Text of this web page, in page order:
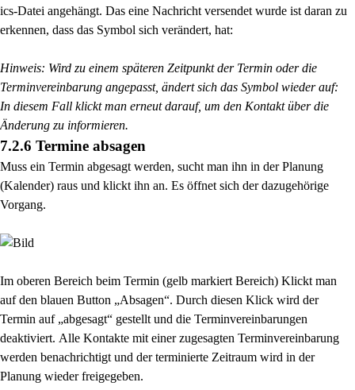
ics-Datei angehängt. Das eine Nachricht versendet wurde ist daran zu
erkennen, dass das Symbol sich verändert, hat:
Hinweis: Wird zu einem späteren Zeitpunkt der Termin oder die
Terminvereinbarung angepasst, ändert sich das Symbol wieder auf:
In diesem Fall klickt man erneut darauf, um den Kontakt über die
Änderung zu informieren.
7.2.6 Termine absagen
Muss ein Termin abgesagt werden, sucht man ihn in der Planung
(Kalender) raus und klickt ihn an. Es öffnet sich der dazugehörige
Vorgang.
Im oberen Bereich beim Termin (gelb markiert Bereich) Klickt man
auf den blauen Button „Absagen“. Durch diesen Klick wird der
Termin auf „abgesagt“ gestellt und die Terminvereinbarungen
deaktiviert. Alle Kontakte mit einer zugesagten Terminvereinbarung
werden benachrichtigt und der terminierte Zeitraum wird in der
Planung wieder freigegeben.